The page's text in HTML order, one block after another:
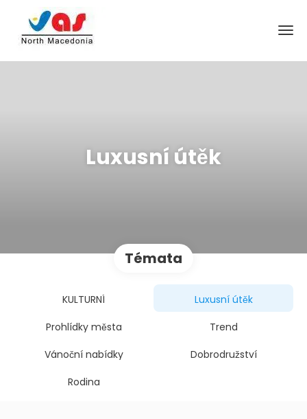
Luxusní útěk
Témata
KULTURNÍ
Luxusní útěk
Prohlídky města
Trend
Vánoční nabídky
Dobrodružství
Rodina